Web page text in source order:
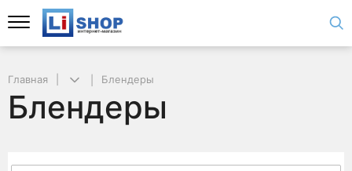
Главная Блендеры
Блендеры